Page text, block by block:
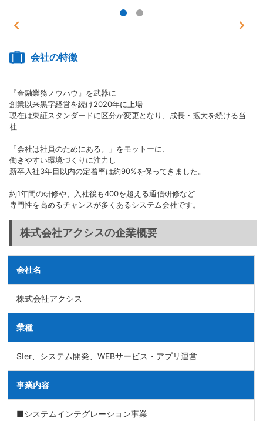
会社の特徴
『金融業務ノウハウ』を武器に
創業以来黒字経営を続け2020年に上場
現在は東証スタンダードに区分が変更となり、成長・拡大を続ける当
社
「会社は社員のためにある。」をモットーに、
働きやすい環境づくりに注力し
新卒入社3年目以内の定着率は約90%を保ってきました。
約1年間の研修や、入社後も400を超える通信研修など
専門性を高めるチャンスが多くあるシステム会社です。
株式会社アクシスの企業概要
会社名
株式会社アクシス
業種
SIer、システム開発、WEBサービス・アプリ運営
事業内容
■システムインテグレーション事業